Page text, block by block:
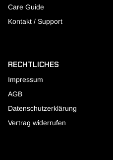
Care Guide
Kontakt / Support
RECHTLICHES
Impressum
AGB
Datenschutzerklärung
Vertrag widerrufen